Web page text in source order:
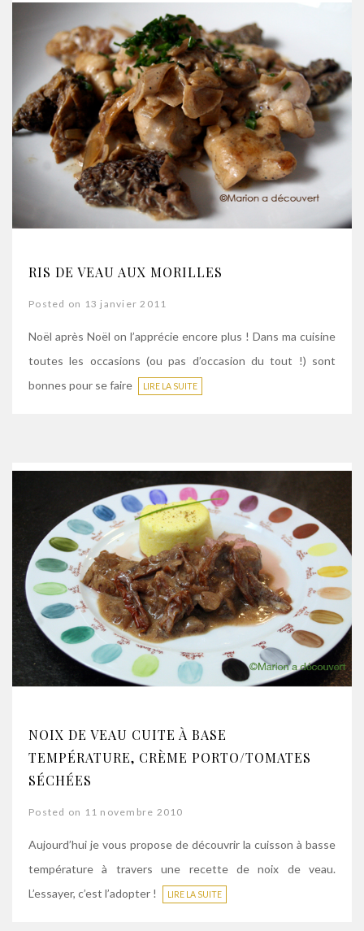
RIS DE VEAU AUX MORILLES
Posted on 13 janvier 2011
Noël après Noël on l’apprécie encore plus ! Dans ma cuisine
toutes les occasions (ou pas d’occasion du tout !) sont
bonnes pour se faire
LIRE LA SUITE
NOIX DE VEAU CUITE À BASE
TEMPÉRATURE, CRÈME PORTO/TOMATES
SÉCHÉES
Posted on 11 novembre 2010
Aujourd’hui je vous propose de découvrir la cuisson à basse
température à travers une recette de noix de veau.
L’essayer, c’est l’adopter !
LIRE LA SUITE